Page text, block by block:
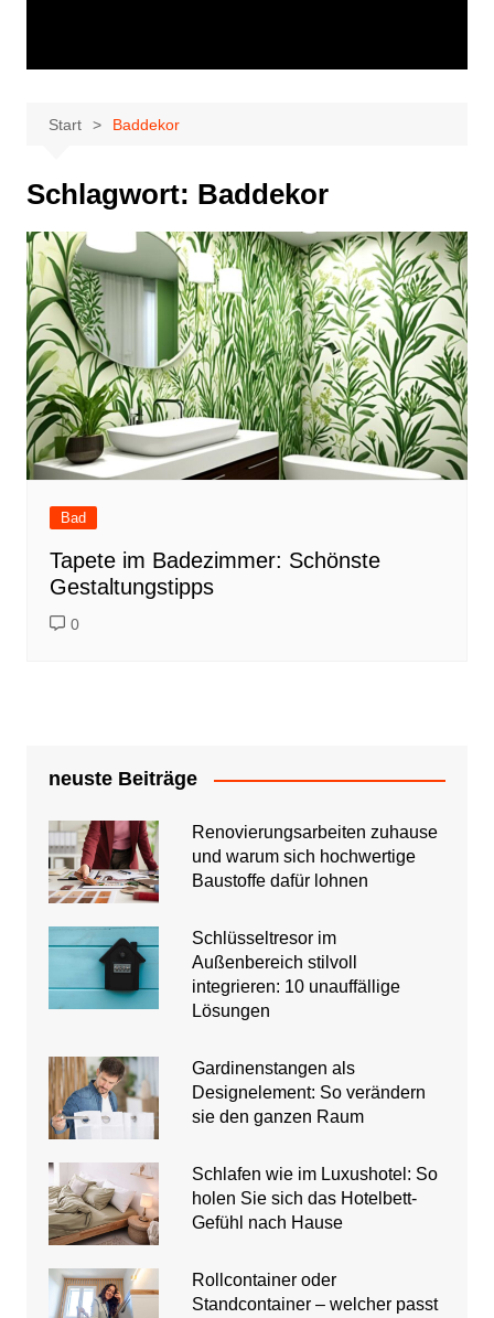
Start Baddekor
Schlagwort: Baddekor
Bad
Tapete im Badezimmer: Schönste
Gestaltungstipps
0
neuste Beiträge
Renovierungsarbeiten zuhause
und warum sich hochwertige
Baustoffe dafür lohnen
Schlüsseltresor im
Außenbereich stilvoll
integrieren: 10 unauffällige
Lösungen
Gardinenstangen als
Designelement: So verändern
sie den ganzen Raum
Schlafen wie im Luxushotel: So
holen Sie sich das Hotelbett-
Gefühl nach Hause
Rollcontainer oder
Standcontainer – welcher passt